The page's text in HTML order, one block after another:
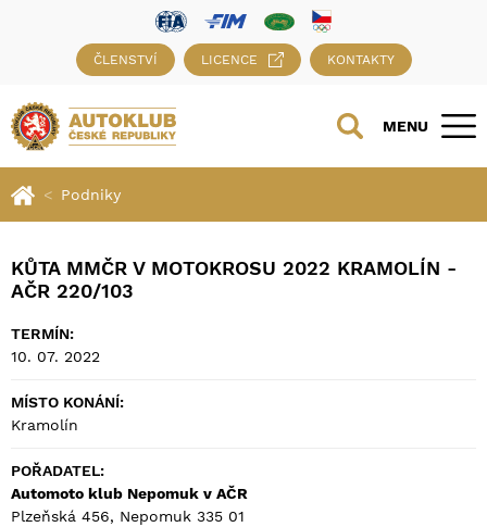
ČLENSTVÍ LICENCE KONTAKTY
MENU
Podniky
KŮTA MMČR V MOTOKROSU 2022 KRAMOLÍN -
AČR 220/103
TERMÍN:
10. 07. 2022
MÍSTO KONÁNÍ:
Kramolín
POŘADATEL:
Automoto klub Nepomuk v AČR
Plzeňská 456, Nepomuk 335 01